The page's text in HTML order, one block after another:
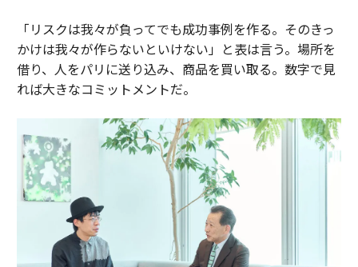
「リスクは我々が負ってでも成功事例を作る。そのきっ
かけは我々が作らないといけない」と表は言う。場所を
借り、人をパリに送り込み、商品を買い取る。数字で見
れば大きなコミットメントだ。